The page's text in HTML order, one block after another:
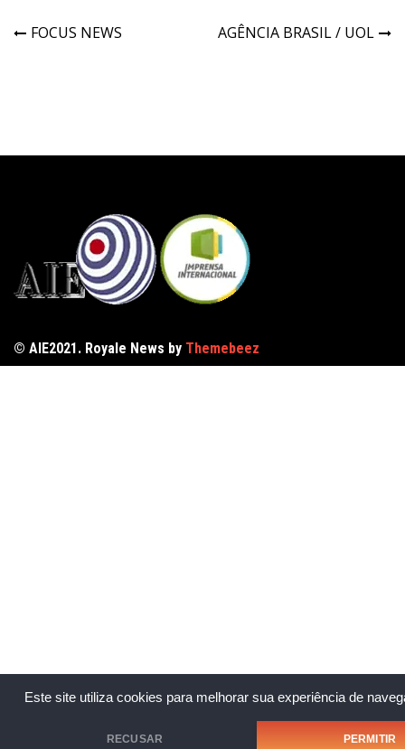
Este site utiliza cookies para melhorar sua experiência de
RECUSAR PERMITIR
FOCUS NEWS AGÊNCIA BRASIL / UOL
© AIE2021. Royale News by Themebeez